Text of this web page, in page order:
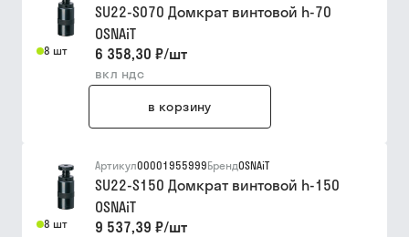
8 шт
SU22-S070 Домкрат винтовой h-70
OSNAiT
6 358,30 ₽/шт
вкл ндс
в корзину
8 шт
Артикул00001955999БрендOSNAiT
SU22-S150 Домкрат винтовой h-150
OSNAiT
9 537,39 ₽/шт